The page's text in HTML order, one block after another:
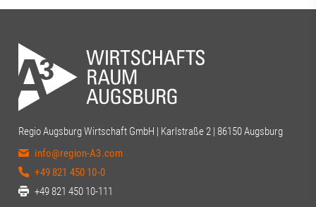
Regio Augsburg Wirtschaft GmbH | Karlstraße 2 | 86150 Augsburg
info@region-A3.com
+49 821 450 10-0
+49 821 450 10-111